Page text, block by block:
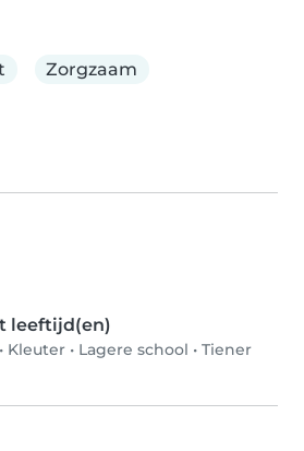
Zorgzaam
leeftijd(en)
• Kleuter • Lagere school • Tiener